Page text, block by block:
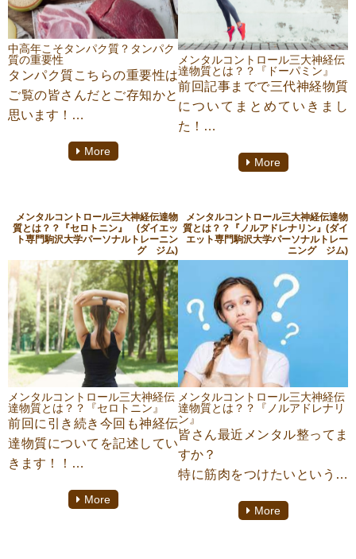
中高年こそタンパク質？タンパク
質の重要性
タンパク質こちらの重要性は
ご覧の皆さんだとご存知かと
思います！
質が必要な年代については皆
思います！！
More
メンタルコントロール三大神経伝
達物質とは？？『ドーパミン』
前回記事までで三代神経物質
についてまとめていきまし
た！
す、”ドーパミン”についてま
More
メンタルコントロール三大神経伝達物
質とは？？『セロトニン』 (ダイエッ
ト専門駒沢大学パーソナルトレーニン
グ ジム)
メンタルコントロール三大神経伝
達物質とは？？『セロトニン』
前回に引き続き今回も神経伝
達物質についてを記述してい
きます！！
れるセロトニンについてまと
More
メンタルコントロール三大神経伝達物
質とは？？『ノルアドレナリン』(ダイ
エット専門駒沢大学パーソナルトレー
ニング ジム)
メンタルコントロール三大神経伝
達物質とは？？『ノルアドレナリ
ン』
皆さん最近メンタル整ってま
すか？
特に筋肉をつけたいというあ
トロールすることでより
More